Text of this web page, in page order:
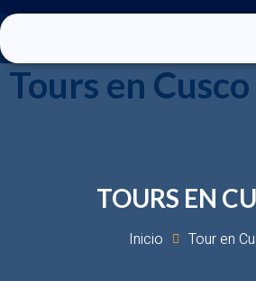
Tours en Cusco
TOURS EN
Inicio Tour en